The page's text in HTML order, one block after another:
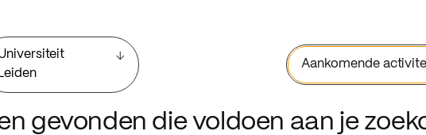
Aankomende
gevonden die voldoen aan je